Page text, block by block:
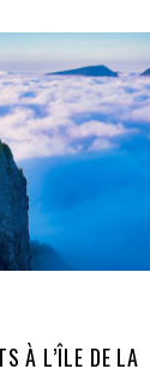
À L’ÎLE DE LA